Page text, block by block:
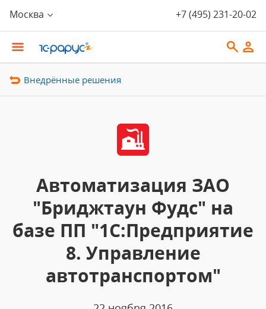
Москва +7 (495) 231-20-02
Внедрённые решения
Автоматизация ЗАО
"Бриджтаун Фудс" на
базе ПП "1С:Предприятие
8. Управление
автотранспортом"